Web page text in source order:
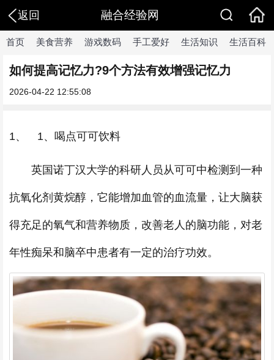
返回 融合经验网
首页 美食营养 游戏数码 手工爱好 生活知识 生活百科
如何提高记忆力?9个方法有效增强记忆力
2026-04-22 12:55:08
1、 1、喝点可可饮料
英国诺丁汉大学的科研人员从可可中检测到一种
抗氧化剂黄烷醇，它能增加血管的血流量，让大脑获
得充足的氧气和营养物质，改善老人的脑功能，对老
年性痴呆和脑卒中患者有一定的治疗功效。